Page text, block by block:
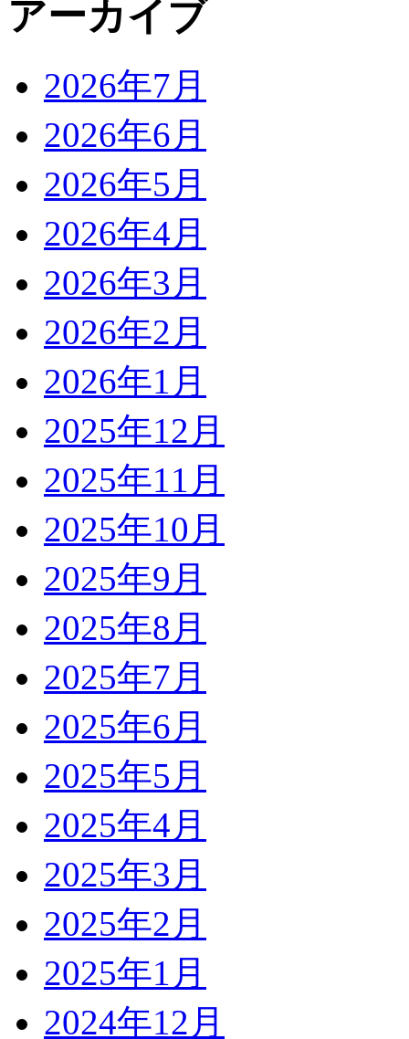
アーカイブ
2026年7月
2026年6月
2026年5月
2026年4月
2026年3月
2026年2月
2026年1月
2025年12月
2025年11月
2025年10月
2025年9月
2025年8月
2025年7月
2025年6月
2025年5月
2025年4月
2025年3月
2025年2月
2025年1月
2024年12月